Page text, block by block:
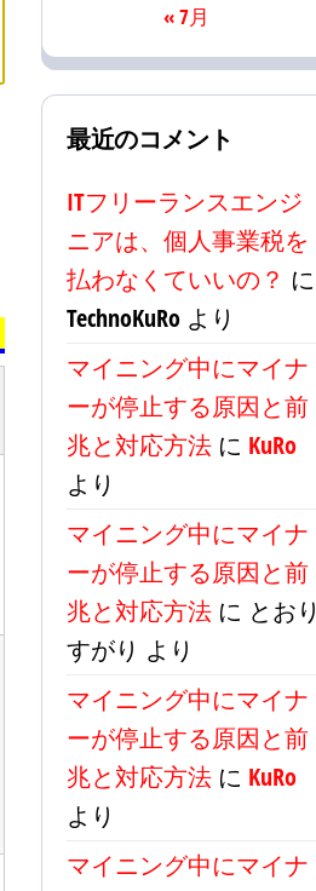
« 7月
最近のコメント
ITフリーランスエンジ
ニアは、個人事業税を
払わなくていいの？ に
TechnoKuRo より
マイニング中にマイナ
ーが停止する原因と前
兆と対応方法 に KuRo
より
マイニング中にマイナ
ーが停止する原因と前
兆と対応方法 に とおり
すがり より
マイニング中にマイナ
ーが停止する原因と前
兆と対応方法 に KuRo
より
マイニング中にマイナ